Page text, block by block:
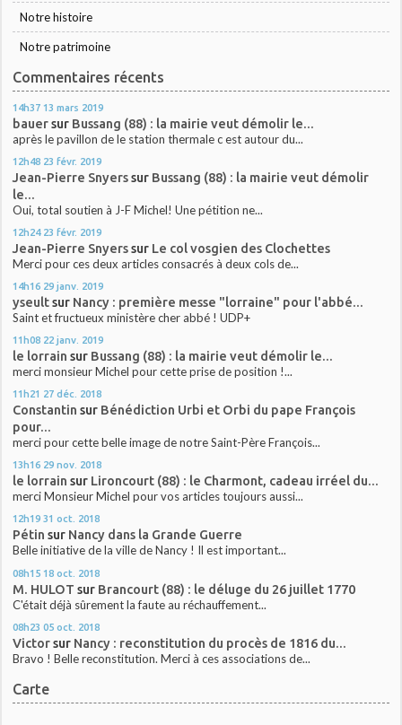
Notre histoire
Notre patrimoine
Commentaires récents
14h37 13 mars 2019
bauersur Bussang (88) : la mairie veut démolir le...
après le pavillon de le station thermale c est autour du...
12h48 23 févr. 2019
Jean-Pierre Snyerssur Bussang (88) : la mairie veut démolir
le...
Oui, total soutien à J-F Michel! Une pétition ne...
12h24 23 févr. 2019
Jean-Pierre Snyerssur Le col vosgien des Clochettes
Merci pour ces deux articles consacrés à deux cols de...
14h16 29 janv. 2019
yseultsur Nancy : première messe "lorraine" pour l'abbé...
Saint et fructueux ministère cher abbé ! UDP+
11h08 22 janv. 2019
le lorrain sur Bussang (88) : la mairie veut démolir le...
merci monsieur Michel pour cette prise de position !...
11h21 27 déc. 2018
Constantin sur Bénédiction Urbi et Orbi du pape François
pour...
merci pour cette belle image de notre Saint-Père François...
13h16 29 nov. 2018
le lorrain sur Lironcourt (88) : le Charmont, cadeau irréel du...
merci Monsieur Michel pour vos articles toujours aussi...
12h19 31 oct. 2018
Pétin sur Nancy dans la Grande Guerre
Belle initiative de la ville de Nancy ! Il est important...
08h15 18 oct. 2018
M. HULOT sur Brancourt (88) : le déluge du 26 juillet 1770
C'était déjà sûrement la faute au réchauffement...
08h23 05 oct. 2018
Victorsur Nancy : reconstitution du procès de 1816 du...
Bravo ! Belle reconstitution. Merci à ces associations de...
Carte